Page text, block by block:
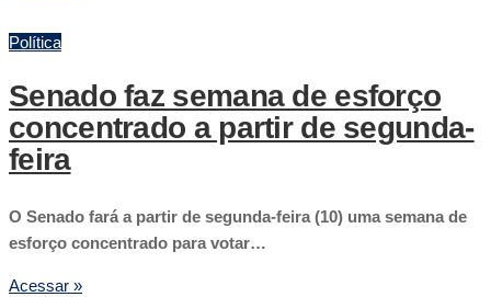
Política
Senado faz semana de esforço
concentrado a partir de segunda-
feira
O Senado fará a partir de segunda-feira (10) uma semana de
esforço concentrado para votar…
Acessar »